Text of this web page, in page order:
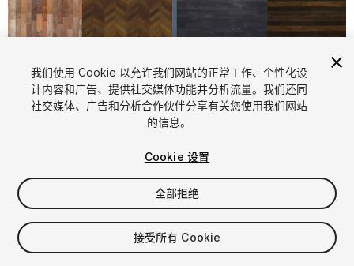
1/26
$4.99
增值税将在结算时计算
我们使用 Cookie 以允许我们网站的正常工作、个性化设
计内容和广告、提供社交媒体功能并分析流量。我们还同
社交媒体、广告和分析合作伙伴分享有关您使用我们网站
的信息。
Cookie 设置
全部拒绝
接受所有 Cookie